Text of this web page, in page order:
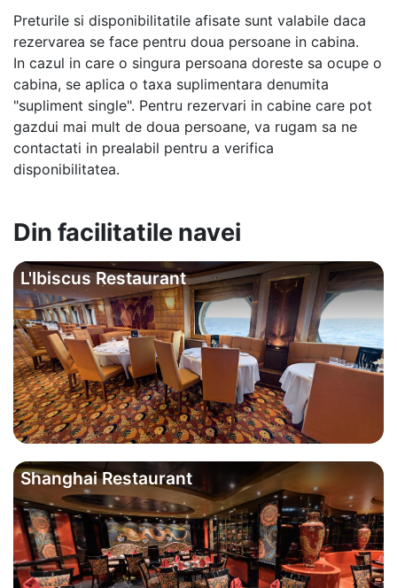
Preturile si disponibilitatile afisate sunt valabile daca
rezervarea se face pentru doua persoane in cabina.
In cazul in care o singura persoana doreste sa ocupe o
cabina, se aplica o taxa suplimentara denumita
"supliment single". Pentru rezervari in cabine care pot
gazdui mai mult de doua persoane, va rugam sa ne
contactati in prealabil pentru a verifica
disponibilitatea.
Din facilitatile navei
L'Ibiscus Restaurant
Shanghai Restaurant